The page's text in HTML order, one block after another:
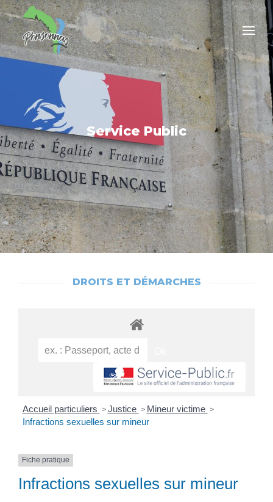
Service Public
DROITS ET DÉMARCHES
Accueil particuliers > Justice > Mineur victime >
Infractions sexuelles sur mineur
Fiche pratique
Infractions sexuelles sur mineur